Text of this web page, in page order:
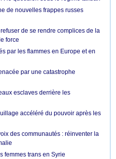
de nouvelles frappes russes
de se rendre complices de la
force
par les flammes en Europe et en
par une catastrophe
esclaves derrière les
accéléré du pouvoir après les
des communautés : réinventer la
femmes trans en Syrie